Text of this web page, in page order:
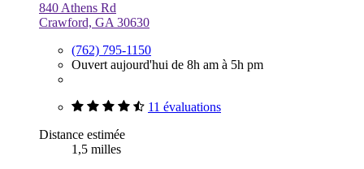
840 Athens Rd
Crawford, GA 30630
(762) 795-1150
Ouvert aujourd'hui de 8h am à 5h pm
11 évaluations
Distance estimée
1,5 milles